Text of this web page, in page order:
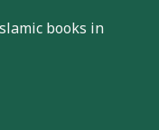
books in